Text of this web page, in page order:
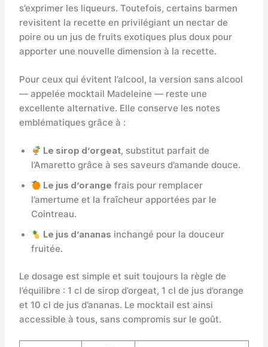
s’exprimer les liqueurs. Toutefois, certains barmen
revisitent la recette en privilégiant un nectar de
poire ou un jus de fruits exotiques plus doux pour
apporter une nouvelle dimension à la recette.
Pour ceux qui évitent l’alcool, la version sans alcool
— appelée mocktail Madeleine — reste une
excellente alternative. Elle conserve les notes
emblématiques grâce à :
Le sirop d’orgeat, substitut parfait de
l’Amaretto grâce à ses saveurs d’amande douce.
Le jus d’orange frais pour remplacer
l’amertume et la fraîcheur apportées par le
Cointreau.
Le jus d’ananas inchangé pour la douceur
fruitée.
Le dosage est simple et suit toujours la règle de
l’équilibre : 1 cl de sirop d’orgeat, 1 cl de jus d’orange
et 10 cl de jus d’ananas. Le mocktail est ainsi
accessible à tous, sans compromis sur le goût.